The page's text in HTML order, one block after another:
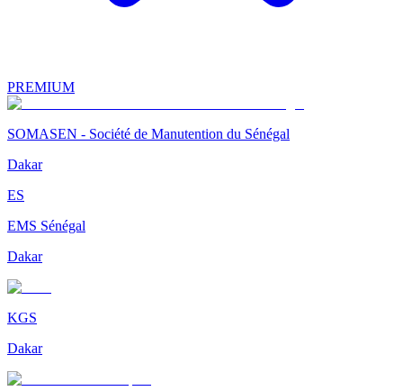
PREMIUM
SOMASEN - Société de Manutention du Sénégal
Dakar
ES
EMS Sénégal
Dakar
KGS
Dakar